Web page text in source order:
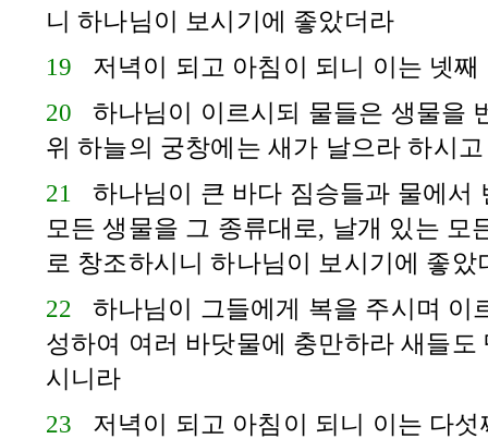
니 하나님이 보시기에 좋았더라
19 저녁이 되고 아침이 되니 이는 넷째
20 하나님이 이르시되 물들은 생물을
위 하늘의 궁창에는 새가 날으라 하시고
21 하나님이 큰 바다 짐승들과 물에서
모든 생물을 그 종류대로, 날개 있는 모
로 창조하시니 하나님이 보시기에 좋았
22 하나님이 그들에게 복을 주시며 이
성하여 여러 바닷물에 충만하라 새들도
시니라
23 저녁이 되고 아침이 되니 이는 다